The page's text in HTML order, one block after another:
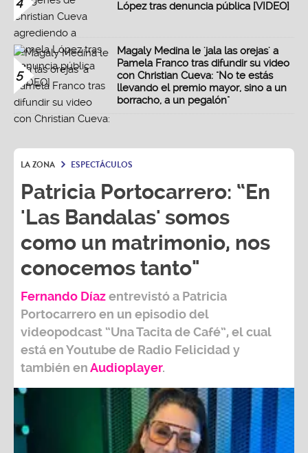
López tras denuncia pública [VIDEO]
5
Magaly Medina le 'jala las orejas' a
Pamela Franco tras difundir su video
con Christian Cueva: "No te estás
llevando el premio mayor, sino a un
borracho, a un pegalón"
LA ZONA ESPECTÁCULOS
Patricia Portocarrero: “En
'Las Bandalas' somos
como un matrimonio, nos
conocemos tanto"
Fernando Díazentrevistó a Patricia
Portocarreroen un episodio del
videopodcast “Una Tacita de Café”, el cual
está en Youtube de Radio Felicidad y
también enAudioplayer.